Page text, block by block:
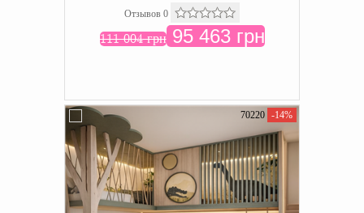
Отзывов 0
111 004 грн95 463 грн
70220 -14%